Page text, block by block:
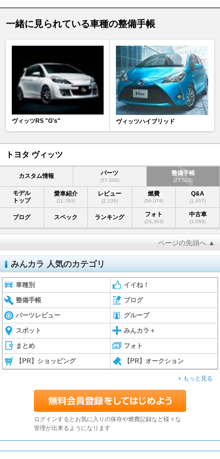
一緒に見られている車種の整備手帳
ヴィッツRS "G's" ヴィッツハイブリッド
トヨタ ヴィッツ
カスタム情報 パーツ
(57,506)
整備手帳
(27,523)
モデル
トップ
愛車紹介
(11,783)
レビュー
(2,135)
燃費
(56,074)
Q&A
(1,457)
ブログ スペック ランキング フォト
(23,303)
中古車
(1,089)
ページの先頭へ ▲
みんカラ 人気のカテゴリ
車種別 イイね！
整備手帳 ブログ
パーツレビュー グループ
スポット みんカラ＋
まとめ フォト
【PR】ショッピング 【PR】オークション
もっと見る
ログインするとお気に入りの保存や燃費記録など様々な
管理が出来るようになります